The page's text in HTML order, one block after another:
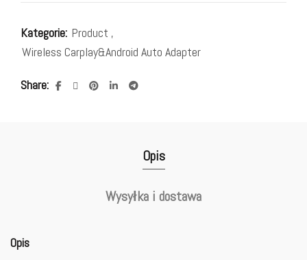
Kategorie: Product ,
Wireless Carplay&Android Auto Adapter
Share
Opis
Wysyłka i dostawa
Opis